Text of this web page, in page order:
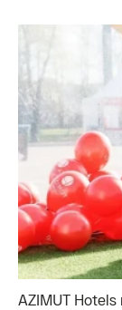
AZIMUT